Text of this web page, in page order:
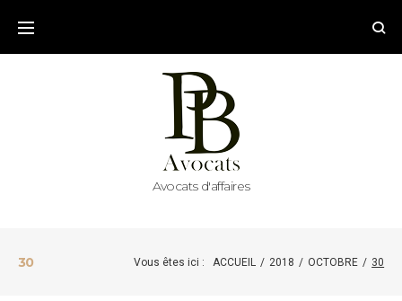
content
Avocats d'affaires
30 Vous êtes ici : ACCUEIL / 2018 / OCTOBRE / 30